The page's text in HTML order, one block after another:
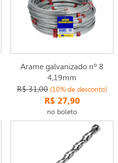
Arame galvanizado nº 8
4,19mm
R$ 31,00 (10% de desconto)
R$ 27,90
no boleto